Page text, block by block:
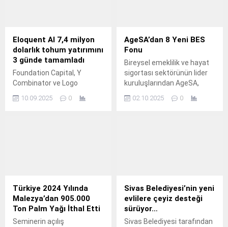
Eloquent AI 7,4 milyon
dolarlık tohum yatırımını
3 günde tamamladı
Foundation Capital, Y
Combinator ve Logo
Eloquent AI, API veya ek
10.09.2025 0
AgeSA’dan 8 Yeni BES
Fonu
Bireysel emeklilik ve hayat
sigortası sektörünün lider
kuruluşlarından AgeSA,
yatırım imkânı sunan 8 yeni
02.10.2025 0
Türkiye 2024 Yılında
Malezya’dan 905.000
Ton Palm Yağı İthal Etti
Seminerin açılış
Sivas Belediyesi’nin yeni
evlilere çeyiz desteği
sürüyor…
Sivas Belediyesi tarafından